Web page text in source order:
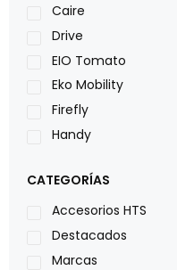
Caire
Drive
EIO Tomato
Eko Mobility
Firefly
Handy
Leggero
Lumex
Medical Store
Nidek
CATEGORÍAS
Accesorios HTS
Destacados
Marcas